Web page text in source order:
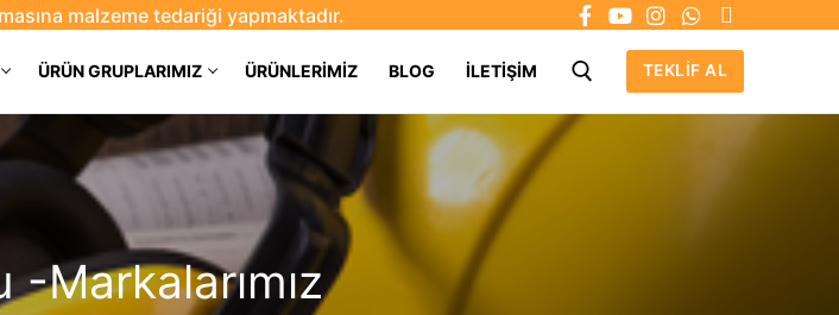
malzeme tedariği yapmaktadır.
ÜRÜN GRUPLARIMIZ ÜRÜNLERIMIZ BLOG İLETIŞIM TEKLIF AL
-Markalarımız